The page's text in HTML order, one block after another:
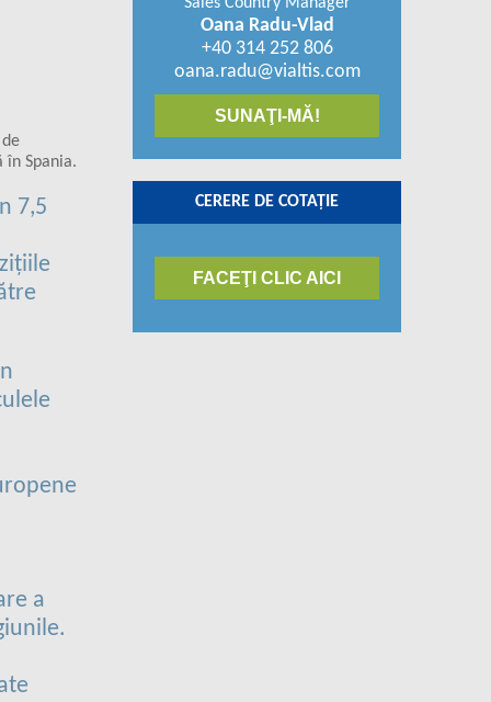
Spania.
7,5
a
Sales Country Manager
Oana Radu-Vlad
+40 314 252 806
oana.radu@vialtis.com
SUNAŢI-MĂ!
CERERE DE COTAŢIE
FACEŢI CLIC AICI